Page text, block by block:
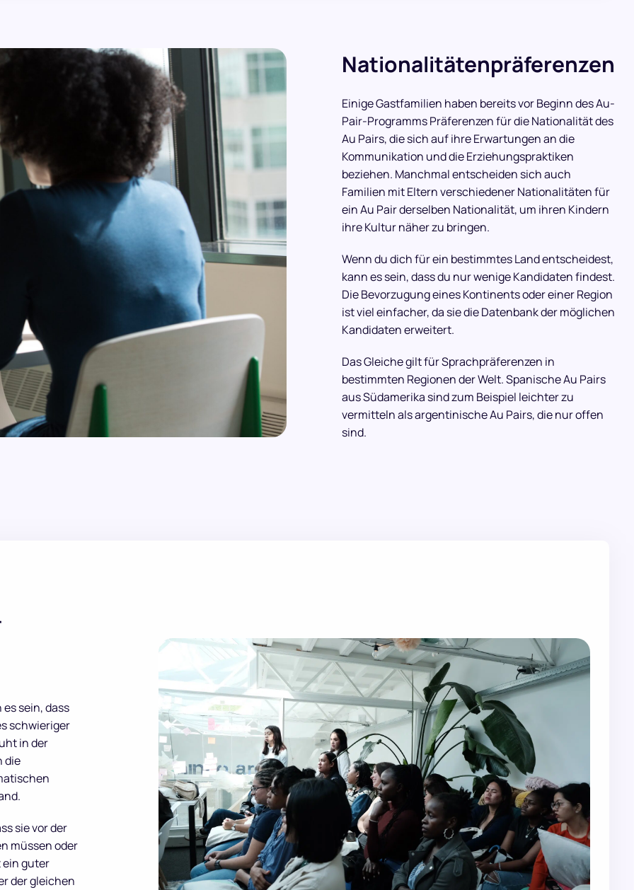
Nationalitätenpräferenzen
Einige Gastfamilien haben bereits vor Beginn des Au-
Pair-Programms Präferenzen für die Nationalität des
Au Pairs, die sich auf ihre Erwartungen an die
Kommunikation und die Erziehungspraktiken
beziehen. Manchmal entscheiden sich auch
Familien mit Eltern verschiedener Nationalitäten für
ein Au Pair derselben Nationalität, um ihren Kindern
ihre Kultur näher zu bringen.
Wenn du dich für ein bestimmtes Land entscheidest,
kann es sein, dass du nur wenige Kandidaten findest.
Die Bevorzugung eines Kontinents oder einer Region
ist viel einfacher, da sie die Datenbank der möglichen
Kandidaten erweitert.
Das Gleiche gilt für Sprachpräferenzen in
bestimmten Regionen der Welt. Spanische Au Pairs
aus Südamerika sind zum Beispiel leichter zu
vermitteln als argentinische Au Pairs, die nur offen
sind.
sein, dass
schwieriger
in der
die
sie vor der
müssen oder
ein guter
der gleichen